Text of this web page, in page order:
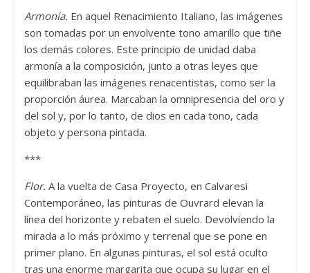
Armonía. En aquel Renacimiento Italiano, las imágenes
son tomadas por un envolvente tono amarillo que tiñe
los demás colores. Este principio de unidad daba
armonía a la composición, junto a otras leyes que
equilibraban las imágenes renacentistas, como ser la
proporción áurea. Marcaban la omnipresencia del oro y
del sol y, por lo tanto, de dios en cada tono, cada
objeto y persona pintada.
***
Flor. A la vuelta de Casa Proyecto, en Calvaresi
Contemporáneo, las pinturas de Ouvrard elevan la
línea del horizonte y rebaten el suelo. Devolviendo la
mirada a lo más próximo y terrenal que se pone en
primer plano. En algunas pinturas, el sol está oculto
tras una enorme margarita que ocupa su lugar en el